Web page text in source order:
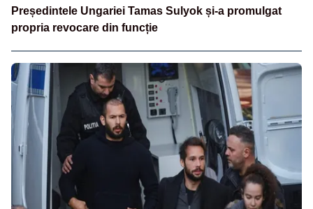
Președintele Ungariei Tamas Sulyok și-a promulgat
propria revocare din funcție